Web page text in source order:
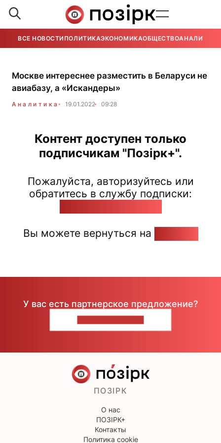
ВСЕ НОВОСТИ ПОЛИТИКАЭКОНОМИКАОБЩЕСТВОАНАЛИТИКА
Москве интереснее разместить в Беларуси не
авиабазу, а «Искандеры»
Аналитика 19.01.2022 09:28
Контент доступен только
подписчикам "Позірк+".
Пожалуйста, авторизуйтесь или
обратитесь в службу подписки:
Вы можете вернуться на
У вас есть партнерское предложение?
ПОЗІРК
О нас
ПОЗІРК+
Контакты
Политика cookie